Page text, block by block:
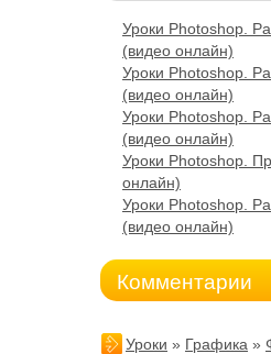
Уроки Photoshop.
(видео онлайн)
Уроки Photoshop.
(видео онлайн)
Уроки Photoshop.
(видео онлайн)
Уроки Photoshop.
онлайн)
Уроки Photoshop.
(видео онлайн)
Комментарии
Уроки » Графика »